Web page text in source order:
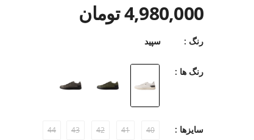
4,980,000 تومان
رنگ : سپید
رنگ ها :
سایزها : 40
41
42
43
44